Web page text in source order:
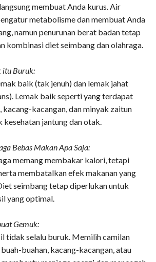
membuat Anda kurus. Air
metabolisme dan membuat Anda
namun penurunan berat badan tetap
kombinasi diet seimbang dan olahraga.
itu Buruk:
baik (tak jenuh) dan lemak jahat
Lemak baik seperti yang terdapat
kacang-kacangan, dan minyak zaitun
kesehatan jantung dan otak.
Bebas Makan Apa Saja:
memang membakar kalori, tetapi
membatalkan efek makanan yang
seimbang tetap diperlukan untuk
yang optimal.
Gemuk:
tidak selalu buruk. Memilih camilan
buahan, kacang-kacangan, atau